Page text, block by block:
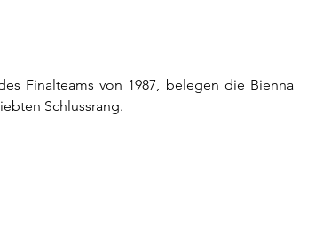
Finalteams von 1987, belegen die Bienna
Schlussrang.